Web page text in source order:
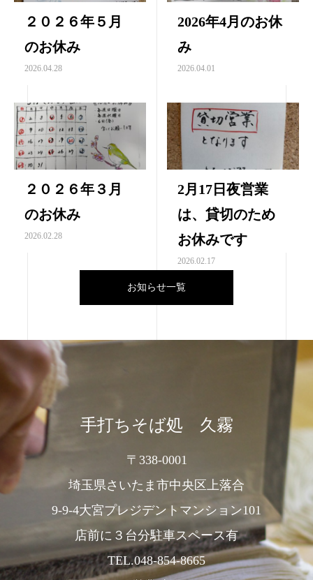
２０２６年５月
のお休み
2026.04.28
2026年4月のお休
み
2026.04.01
２０２６年３月
のお休み
2026.02.28
2月17日夜営業
は、貸切のため
お休みです
2026.02.17
お知らせ一覧
手打ちそば処 久霧
〒338-0001
埼玉県さいたま市中央区上落合
9-9-4大宮プレジデントマンション101
店前に３台分駐車スペース有
TEL.048-854-8665